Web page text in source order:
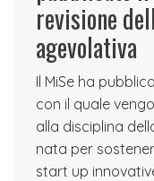
revisione
agevolativa
Il MiSe ha
con il quale
alla disciplina
nata per
start up